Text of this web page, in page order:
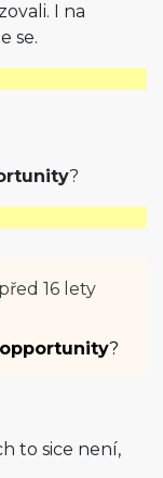
I na
se.
?
před 16 lety
?
to sice není,